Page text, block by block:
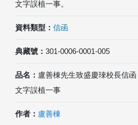
文字誤植一事。
資料類型： 信函
典藏號： 301-0006-0001-005
品名： 盧善棟先生致盛慶琜校長信
文字誤植一事
作者： 盧善棟